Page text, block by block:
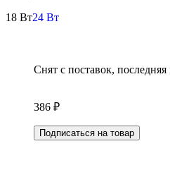
18 Вт24 Вт
Снят с поставок, последняя
386 ₽
Подписаться на товар